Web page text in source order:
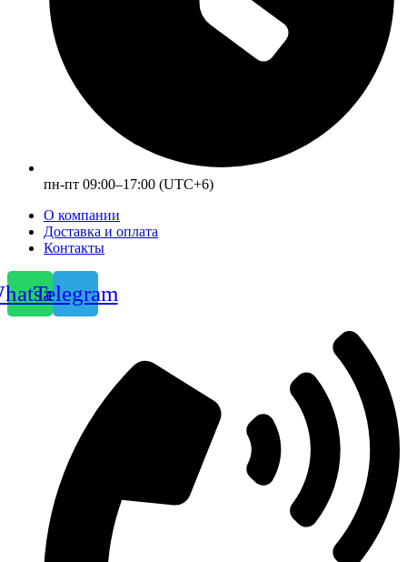
пн-пт 09:00–17:00 (UTC+6)
О компании
Доставка и оплата
Контакты
Telegram